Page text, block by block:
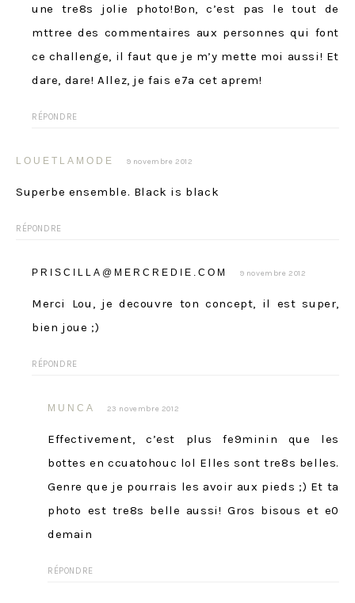
une tre8s jolie photo!Bon, c’est pas le tout de
mttree des commentaires aux personnes qui font
ce challenge, il faut que je m’y mette moi aussi! Et
dare, dare! Allez, je fais e7a cet aprem!
RÉPONDRE
LOUETLAMODE 9 novembre 2012
Superbe ensemble. Black is black
RÉPONDRE
PRISCILLA@MERCREDIE.COM 9 novembre 2012
Merci Lou, je decouvre ton concept, il est super,
bien joue ;)
RÉPONDRE
MUNCA 23 novembre 2012
Effectivement, c’est plus fe9minin que les
bottes en ccuatohouc lol Elles sont tre8s belles.
Genre que je pourrais les avoir aux pieds ;) Et ta
photo est tre8s belle aussi! Gros bisous et e0
demain
RÉPONDRE